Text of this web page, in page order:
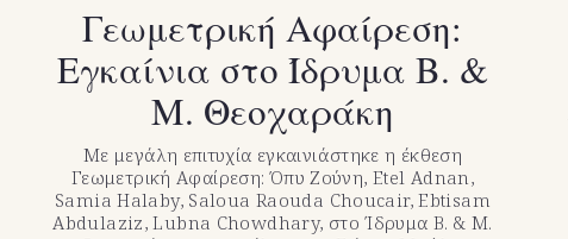
Γεωμετρική Αφαίρεση:
Εγκαίνια στο Ίδρυμα Β. &
Μ. Θεοχαράκη
Με μεγάλη επιτυχία εγκαινιάστηκε η έκθεση
Γεωμετρική Αφαίρεση: Όπυ Ζούνη, Etel Adnan,
Samia Halaby, Saloua Raouda Choucair, Ebtisam
Abdulaziz, Lubna Chowdhary, στο Ίδρυμα Β. & Μ.